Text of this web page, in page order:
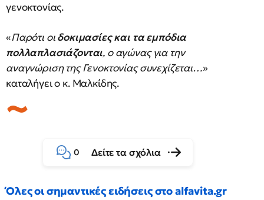
γενοκτονίας.
«Παρότι οιδοκιμασίες και τα εμπόδια
πολλαπλασιάζονται, ο αγώνας για την
αναγνώριση της Γενοκτονίας συνεχίζεται…»
καταλήγει ο κ. Μαλκίδης.
0 Δείτε τα σχόλια
Όλες οι σημαντικές ειδήσεις στο alfavita.gr